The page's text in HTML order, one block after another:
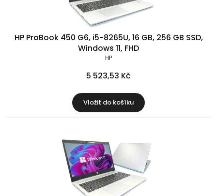
HP ProBook 450 G6, i5-8265U, 16 GB, 256 GB SSD,
Windows 11, FHD
HP
5 523,53 Kč
Vložit do košíku